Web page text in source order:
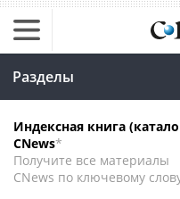
Разделы
Индексная книга
CNews*
Получите все материалы
CNews по ключевому